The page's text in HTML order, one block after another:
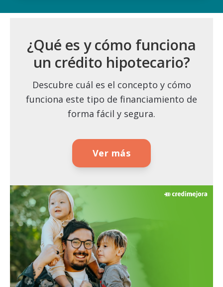
¿Qué es y cómo funciona
un crédito hipotecario?
Descubre cuál es el concepto y cómo
funciona este tipo de financiamiento de
forma fácil y segura.
Ver más